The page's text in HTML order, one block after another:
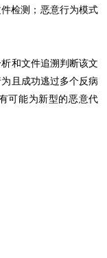
件检测；恶意行为模式
和文件追溯判断该文
且成功逃过多个反病
可能为新型的恶意代